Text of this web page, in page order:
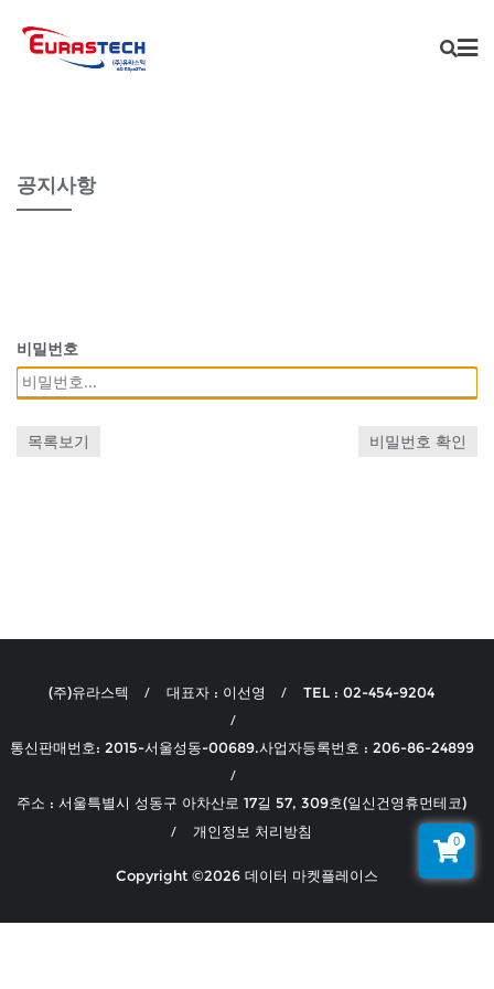
공지사항
비밀번호
목록보기 비밀번호 확인
(주)유라스텍 대표자 : 이선영 TEL : 02-454-9204
통신판매번호: 2015-서울성동-00689.사업자등록번호 : 206-86-24899
주소 : 서울특별시 성동구 아차산로 17길 57, 309호(일신건영휴먼테코)
개인정보 처리방침
Copyright ©2026 데이터 마켓플레이스
0